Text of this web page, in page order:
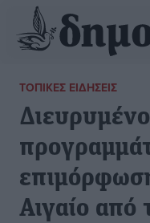
ΤΟΠΙΚΈΣ ΕΙΔΉΣΕΙΣ
Αιγαίο από